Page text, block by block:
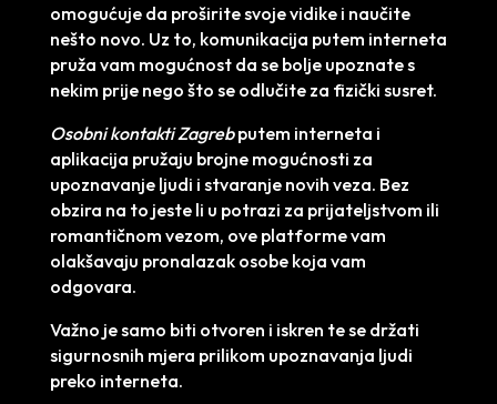
omogućuje da proširite svoje vidike i naučite
nešto novo. Uz to, komunikacija putem interneta
pruža vam mogućnost da se bolje upoznate s
nekim prije nego što se odlučite za fizički susret.
Osobni kontakti Zagrebputem interneta i
aplikacija pružaju brojne mogućnosti za
upoznavanje ljudi i stvaranje novih veza. Bez
obzira na to jeste li u potrazi za prijateljstvom ili
romantičnom vezom, ove platforme vam
olakšavaju pronalazak osobe koja vam
odgovara.
Važno je samo biti otvoren i iskren te se držati
sigurnosnih mjera prilikom upoznavanja ljudi
preko interneta.